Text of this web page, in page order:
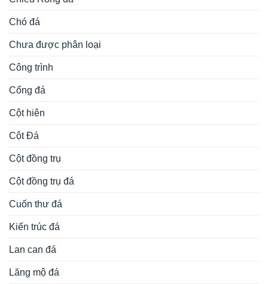
Chó đá
Chưa được phân loại
Công trình
Cổng đá
Cột hiên
Cột Đá
Cột đồng trụ
Cột đồng trụ đá
Cuốn thư đá
Kiến trúc đá
Lan can đá
Lăng mộ đá